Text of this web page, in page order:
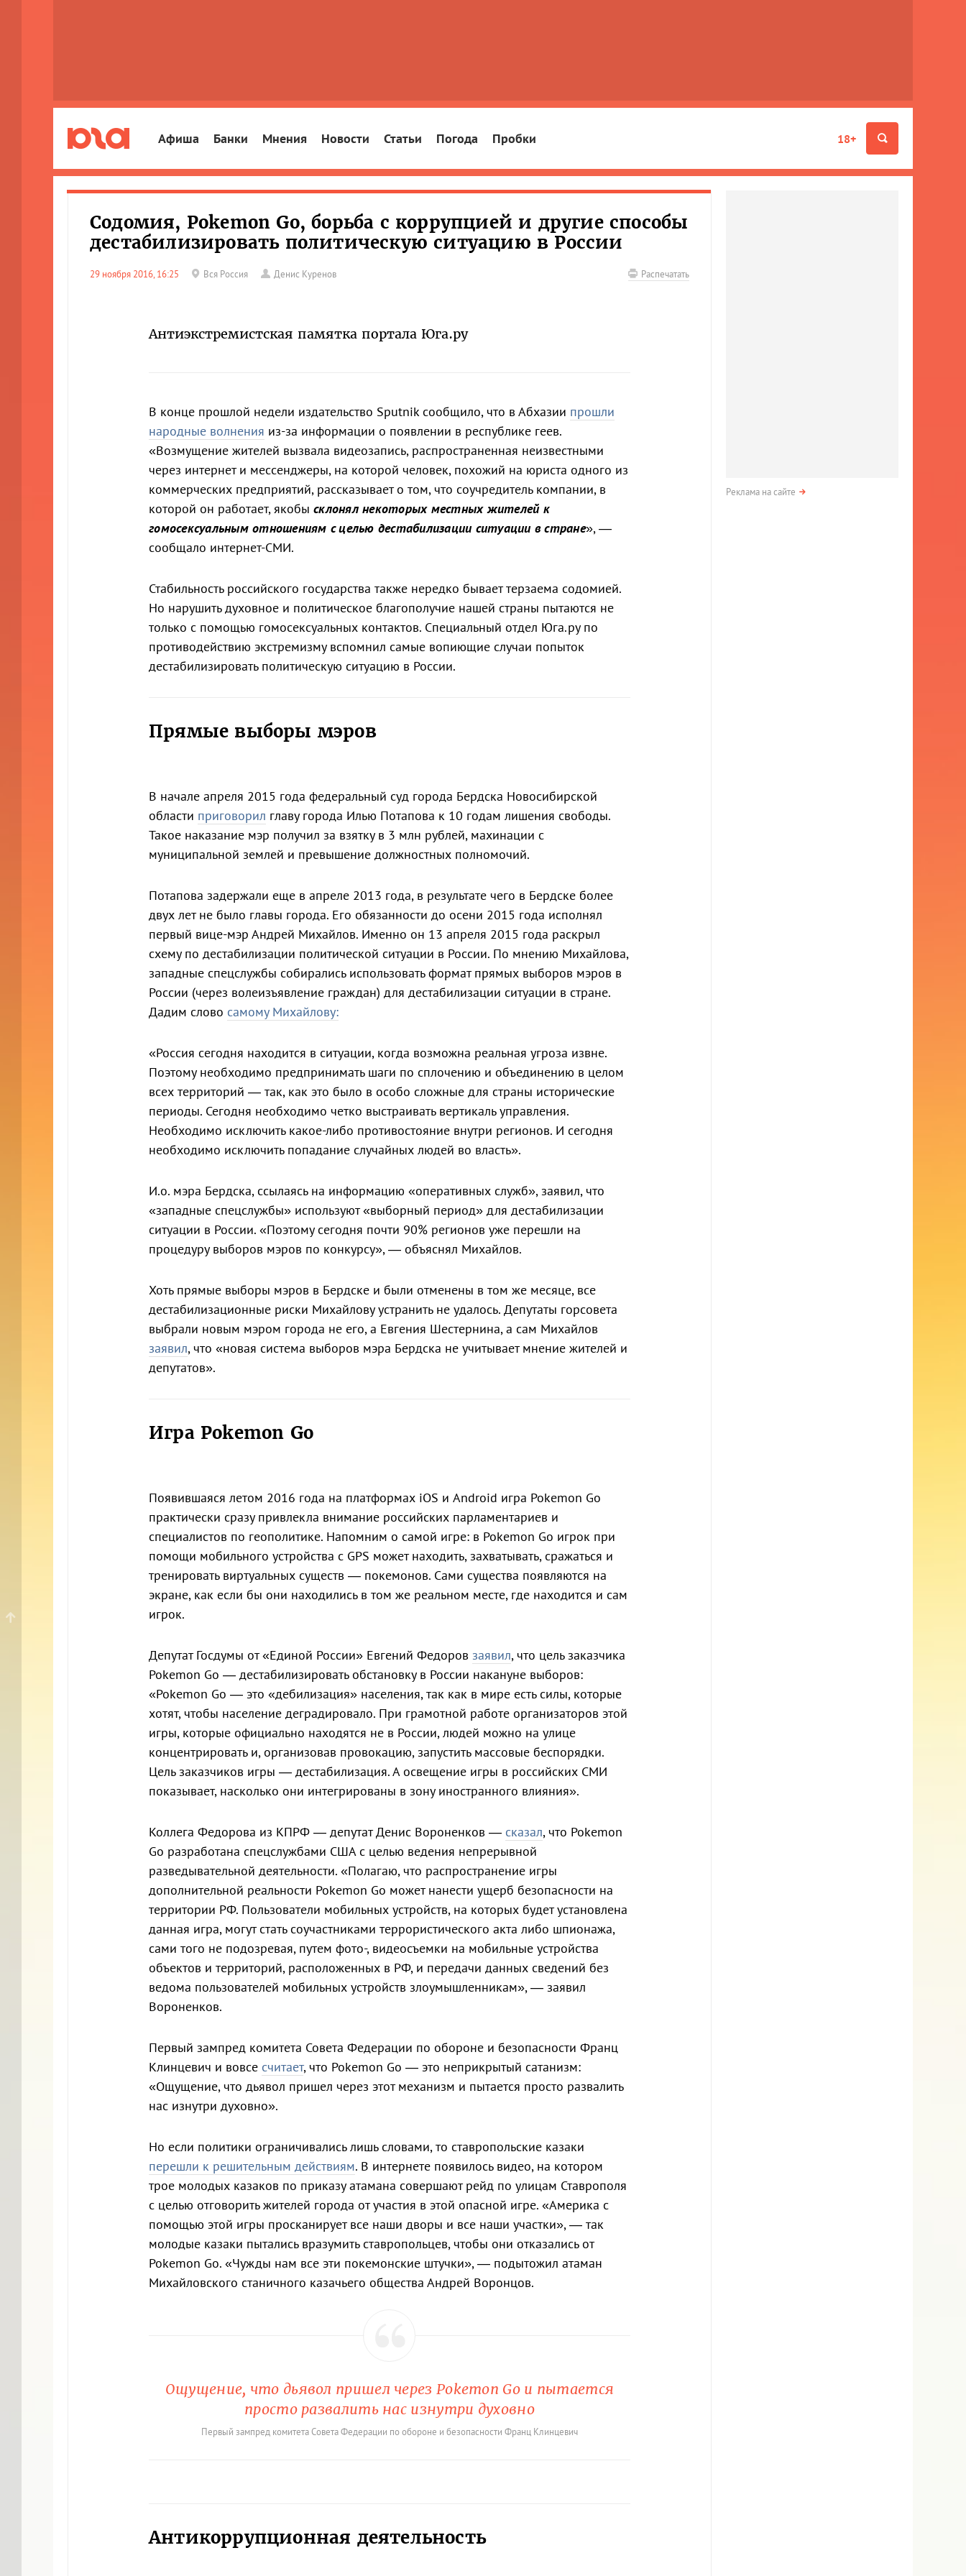
18+
Афиша Банки Мнения Новости Статьи Погода Пробки
Содомия, Pokemon Go, борьба с коррупцией и другие способы
дестабилизировать политическую ситуацию в России
29 ноября 2016, 16:25 Вся Россия Денис Куренов Распечатать
Антиэкстремистская памятка портала Юга.ру
В конце прошлой недели издательство Sputnik сообщило, что в Абхазии прошли
народные волнения из-за информации о появлении в республике геев.
«Возмущение жителей вызвала видеозапись, распространенная неизвестными
через интернет и мессенджеры, на которой человек, похожий на юриста одного из
коммерческих предприятий, рассказывает о том, что соучредитель компании, в
которой он работает, якобы склонял некоторых местных жителей к
гомосексуальным отношениям с целью дестабилизации ситуации в стране», —
сообщало интернет-СМИ.
Стабильность российского государства также нередко бывает терзаема содомией.
Но нарушить духовное и политическое благополучие нашей страны пытаются не
только с помощью гомосексуальных контактов. Специальный отдел Юга.ру по
противодействию экстремизму вспомнил самые вопиющие случаи попыток
дестабилизировать политическую ситуацию в России.
Прямые выборы мэров
В начале апреля 2015 года федеральный суд города Бердска Новосибирской
области приговорил главу города Илью Потапова к 10 годам лишения свободы.
Такое наказание мэр получил за взятку в 3 млн рублей, махинации с
муниципальной землей и превышение должностных полномочий.
Потапова задержали еще в апреле 2013 года, в результате чего в Бердске более
двух лет не было главы города. Его обязанности до осени 2015 года исполнял
первый вице-мэр Андрей Михайлов. Именно он 13 апреля 2015 года раскрыл
схему по дестабилизации политической ситуации в России. По мнению Михайлова,
западные спецслужбы собирались использовать формат прямых выборов мэров в
России (через волеизъявление граждан) для дестабилизации ситуации в стране.
Дадим слово самому Михайлову:
«Россия сегодня находится в ситуации, когда возможна реальная угроза извне.
Поэтому необходимо предпринимать шаги по сплочению и объединению в целом
всех территорий — так, как это было в особо сложные для страны исторические
периоды. Сегодня необходимо четко выстраивать вертикаль управления.
Необходимо исключить какое-либо противостояние внутри регионов. И сегодня
необходимо исключить попадание случайных людей во власть».
И.о. мэра Бердска, ссылаясь на информацию «оперативных служб», заявил, что
«западные спецслужбы» используют «выборный период» для дестабилизации
ситуации в России. «Поэтому сегодня почти 90% регионов уже перешли на
процедуру выборов мэров по конкурсу», — объяснял Михайлов.
Хоть прямые выборы мэров в Бердске и были отменены в том же месяце, все
дестабилизационные риски Михайлову устранить не удалось. Депутаты горсовета
выбрали новым мэром города не его, а Евгения Шестернина, а сам Михайлов
заявил, что «новая система выборов мэра Бердска не учитывает мнение жителей и
депутатов».
Игра Pokemon Go
Появившаяся летом 2016 года на платформах iOS и Android игра Pokemon Go
практически сразу привлекла внимание российских парламентариев и
специалистов по геополитике. Напомним о самой игре: в Pokemon Go игрок при
помощи мобильного устройства с GPS может находить, захватывать, сражаться и
тренировать виртуальных существ — покемонов. Сами существа появляются на
экране, как если бы они находились в том же реальном месте, где находится и сам
игрок.
Депутат Госдумы от «Единой России» Евгений Федоров заявил, что цель заказчика
Pokemon Go — дестабилизировать обстановку в России накануне выборов:
«Pokemon Go — это «дебилизация» населения, так как в мире есть силы, которые
хотят, чтобы население деградировало. При грамотной работе организаторов этой
игры, которые официально находятся не в России, людей можно на улице
концентрировать и, организовав провокацию, запустить массовые беспорядки.
Цель заказчиков игры — дестабилизация. А освещение игры в российских СМИ
показывает, насколько они интегрированы в зону иностранного влияния».
Коллега Федорова из КПРФ — депутат Денис Вороненков — сказал, что Pokemon
Go разработана спецслужбами США с целью ведения непрерывной
разведывательной деятельности. «Полагаю, что распространение игры
дополнительной реальности Pokemon Go может нанести ущерб безопасности на
территории РФ. Пользователи мобильных устройств, на которых будет установлена
данная игра, могут стать соучастниками террористического акта либо шпионажа,
сами того не подозревая, путем фото-, видеосъемки на мобильные устройства
объектов и территорий, расположенных в РФ, и передачи данных сведений без
ведома пользователей мобильных устройств злоумышленникам», — заявил
Вороненков.
Первый зампред комитета Совета Федерации по обороне и безопасности Франц
Клинцевич и вовсе считает, что Pokemon Go — это неприкрытый сатанизм:
«Ощущение, что дьявол пришел через этот механизм и пытается просто развалить
нас изнутри духовно».
Но если политики ограничивались лишь словами, то ставропольские казаки
перешли к решительным действиям. В интернете появилось видео, на котором
трое молодых казаков по приказу атамана совершают рейд по улицам Ставрополя
с целью отговорить жителей города от участия в этой опасной игре. «Америка с
помощью этой игры просканирует все наши дворы и все наши участки», — так
молодые казаки пытались вразумить ставропольцев, чтобы они отказались от
Pokemon Go. «Чужды нам все эти покемонские штучки», — подытожил атаман
Михайловского станичного казачьего общества Андрей Воронцов.
Ощущение, что дьявол пришел через Pokemon Go и пытается
просто развалить нас изнутри духовно
Первый зампред комитета Совета Федерации по обороне и безопасности Франц Клинцевич
Антикоррупционная деятельность
Реклама на сайте